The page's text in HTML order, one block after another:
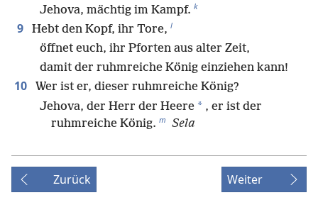
Jehova, mächtig im Kampf. k
9 Hebt den Kopf, ihr Tore, l
öffnet euch, ihr Pforten aus alter Zeit,
damit der ruhmreiche König einziehen kann!
10
Wer ist er, dieser ruhmreiche König?
Jehova, der Herr der Heere * , er ist der
ruhmreiche König. m Sela
Zurück Weiter